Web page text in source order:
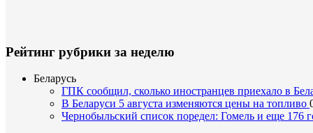
Рейтинг рубрики за неделю
Беларусь
ГПК сообщил, сколько иностранцев приехало в
В Беларуси 5 августа изменяются цены на топливо
Чернобыльский список поредел: Гомель и еще 176